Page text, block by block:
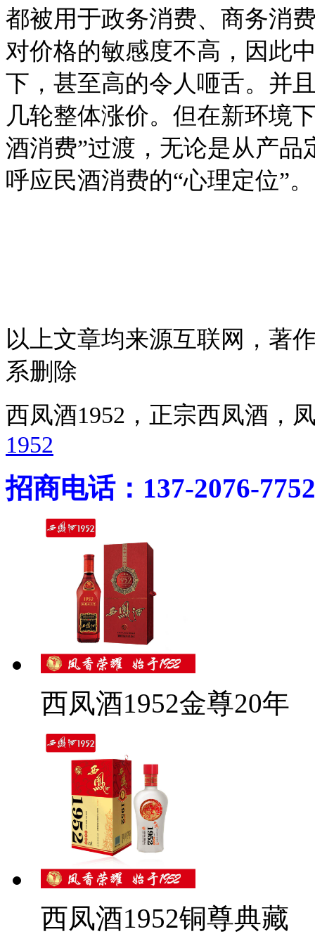
都被用于政务消费、商务消
对价格的敏感度不高，因此
下，甚至高的令人咂舌。并
几轮整体涨价。但在新环境
酒消费”过渡，无论是从产品
呼应民酒消费的“心理定位”
以上文章均来源互联网，著
系删除
西凤酒1952，正宗西凤酒
1952
招商电话：137-2076-7752
西凤酒1952金尊20年
西凤酒1952铜尊典藏